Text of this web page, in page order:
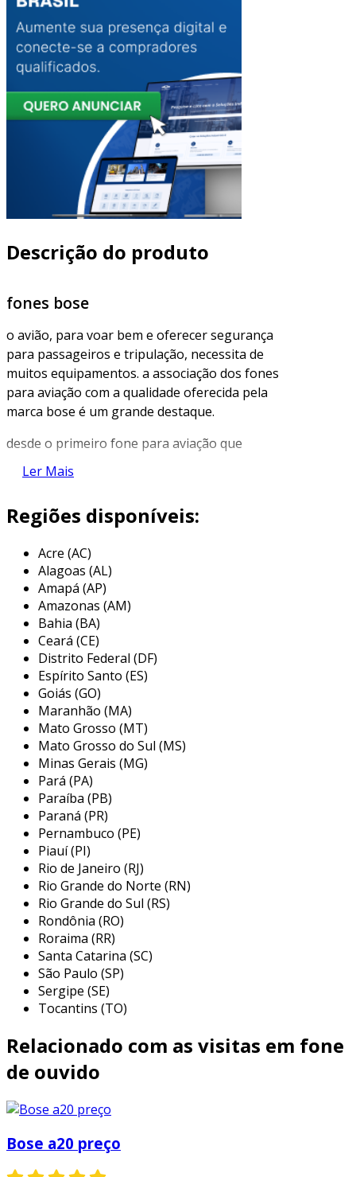
Descrição do produto
fones bose
o avião, para voar bem e oferecer segurança
para passageiros e tripulação, necessita de
muitos equipamentos. a associação dos fones
para aviação com a qualidade oferecida pela
marca bose é um grande destaque.
desde o primeiro fone para aviação que
produziram, já saíram na frente. hoje, os fones
da bose são os preferidos pela maior parte dos
grande redução de ruído, e ainda permite que
principais vantagens
redução de ruído;
possibilita uma pilotagem silenciosa,
inclusive em aviões mais barulhentos.
design projetado para oferecer conforto
em longas horas de voo,
comunicação com a torre de comando
limpa e clara;
conexão bluetooth com seus dispositivos,
tornando possível fazer ligações ou ouvir
músicas;
entre outros.
bose a20 preço
custo x benefício, ainda contém uma redução
Ler Mais
Regiões disponíveis:
Acre (AC)
Alagoas (AL)
Amapá (AP)
Amazonas (AM)
Bahia (BA)
Ceará (CE)
Distrito Federal (DF)
Espírito Santo (ES)
Goiás (GO)
Maranhão (MA)
Mato Grosso (MT)
Mato Grosso do Sul (MS)
Minas Gerais (MG)
Pará (PA)
Paraíba (PB)
Paraná (PR)
Pernambuco (PE)
Piauí (PI)
Rio de Janeiro (RJ)
Rio Grande do Norte (RN)
Rio Grande do Sul (RS)
Rondônia (RO)
Roraima (RR)
Santa Catarina (SC)
São Paulo (SP)
Sergipe (SE)
Tocantins (TO)
Relacionado com as visitas em fone
de ouvido
Bose a20 preço